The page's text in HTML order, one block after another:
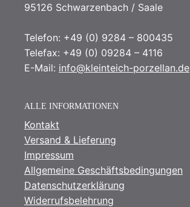
95126 Schwarzenbach / Saale
Telefon: +49 (0) 9284 – 800435
Telefax: +49 (0) 09284 – 4116
E-Mail: info@kleinteich-porzellan.de
ALLE INFORMATIONEN
Kontakt
Versand & Lieferung
Impressum
Allgemeine Geschäftsbedingungen
Datenschutzerklärung
Widerrufsbelehrung